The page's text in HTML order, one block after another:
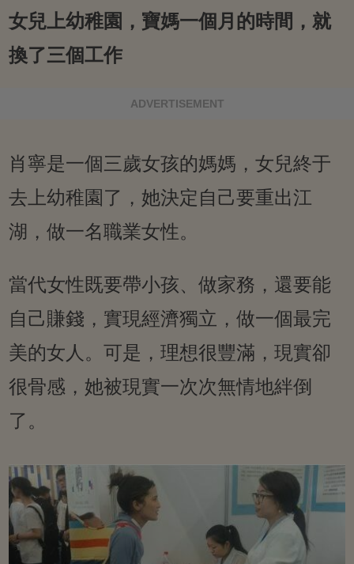
女兒上幼稚園，寶媽一個月的時間，就
換了三個工作
ADVERTISEMENT
肖寧是一個三歲女孩的媽媽，女兒終于
去上幼稚園了，她決定自己要重出江
湖，做一名職業女性。
當代女性既要帶小孩、做家務，還要能
自己賺錢，實現經濟獨立，做一個最完
美的女人。可是，理想很豐滿，現實卻
很骨感，她被現實一次次無情地絆倒
了。